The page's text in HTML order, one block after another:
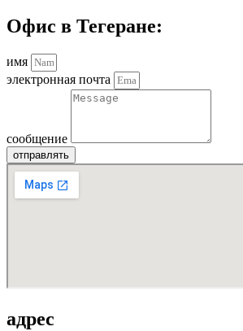
Офис в Тегеране:
имя
электронная почта
сообщение
отправлять
адрес